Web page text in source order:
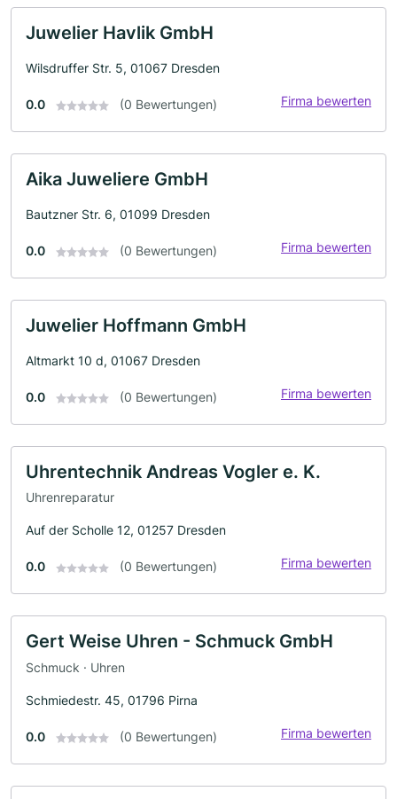
Juwelier Havlik GmbH
Wilsdruffer Str. 5, 01067 Dresden
0.0 (0 Bewertungen) Firma bewerten
Aika Juweliere GmbH
Bautzner Str. 6, 01099 Dresden
0.0 (0 Bewertungen) Firma bewerten
Juwelier Hoffmann GmbH
Altmarkt 10 d, 01067 Dresden
0.0 (0 Bewertungen) Firma bewerten
Uhrentechnik Andreas Vogler e. K.
Uhrenreparatur
Auf der Scholle 12, 01257 Dresden
0.0 (0 Bewertungen) Firma bewerten
Gert Weise Uhren - Schmuck GmbH
Schmuck · Uhren
Schmiedestr. 45, 01796 Pirna
0.0 (0 Bewertungen) Firma bewerten